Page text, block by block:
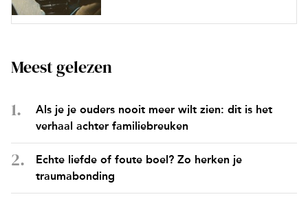
Meest gelezen
Als je je ouders nooit meer wilt zien: dit is het
verhaal achter familiebreuken
Echte liefde of foute boel? Zo herken je
traumabonding